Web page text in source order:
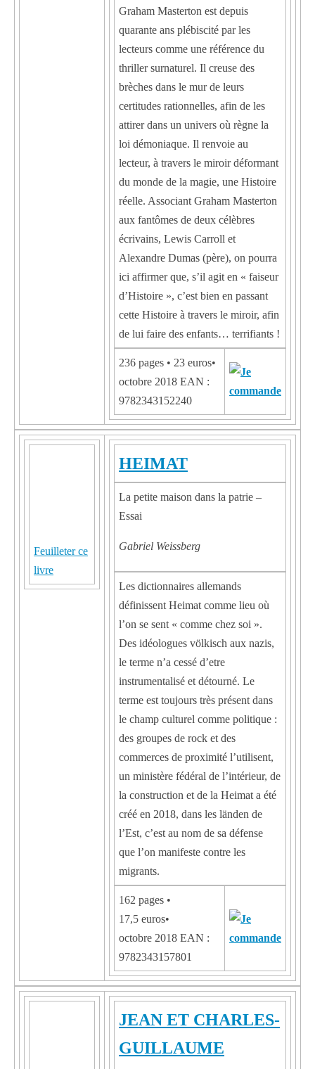
Graham Masterton est depuis
quarante ans plébiscité par les
lecteurs comme une référence du
thriller surnaturel. Il creuse des
brèches dans le mur de leurs
certitudes rationnelles, afin de les
attirer dans un univers où règne la
loi démoniaque. Il renvoie au
lecteur, à travers le miroir déformant
du monde de la magie, une Histoire
réelle. Associant Graham Masterton
aux fantômes de deux célèbres
écrivains, Lewis Carroll et
Alexandre Dumas (père), on pourra
ici affirmer que, s’il agit en « faiseur
d’Histoire », c’est bien en passant
cette Histoire à travers le miroir, afin
de lui faire des enfants… terrifiants !
236 pages • 23 euros•
octobre 2018 EAN :
9782343152240
Feuilleter ce
livre
HEIMAT
La petite maison dans la patrie –
Essai
Gabriel Weissberg
Les dictionnaires allemands
définissent Heimat comme lieu où
l’on se sent « comme chez soi ».
Des idéologues völkisch aux nazis,
le terme n’a cessé d’etre
instrumentalisé et détourné. Le
terme est toujours très présent dans
le champ culturel comme politique :
des groupes de rock et des
commerces de proximité l’utilisent,
un ministère fédéral de l’intérieur, de
la construction et de la Heimat a été
créé en 2018, dans les länden de
l’Est, c’est au nom de sa défense
que l’on manifeste contre les
migrants.
162 pages •
17,5 euros•
octobre 2018 EAN :
9782343157801
JEAN ET CHARLES-
GUILLAUME